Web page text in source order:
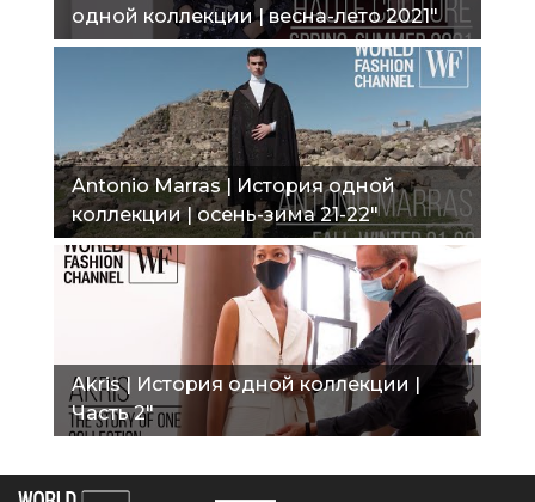
одной коллекции | весна-лето 2021"
Antonio Marras | История одной
коллекции | осень-зима 21-22"
Akris | История одной коллекции |
Часть 2"